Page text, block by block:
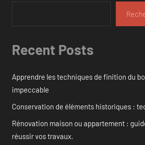
Recent Posts
Apprendre les techniques de finition du
impeccable
Conservation de éléments historiques :
Rénovation maison ou appartement :
réussir vos travaux.